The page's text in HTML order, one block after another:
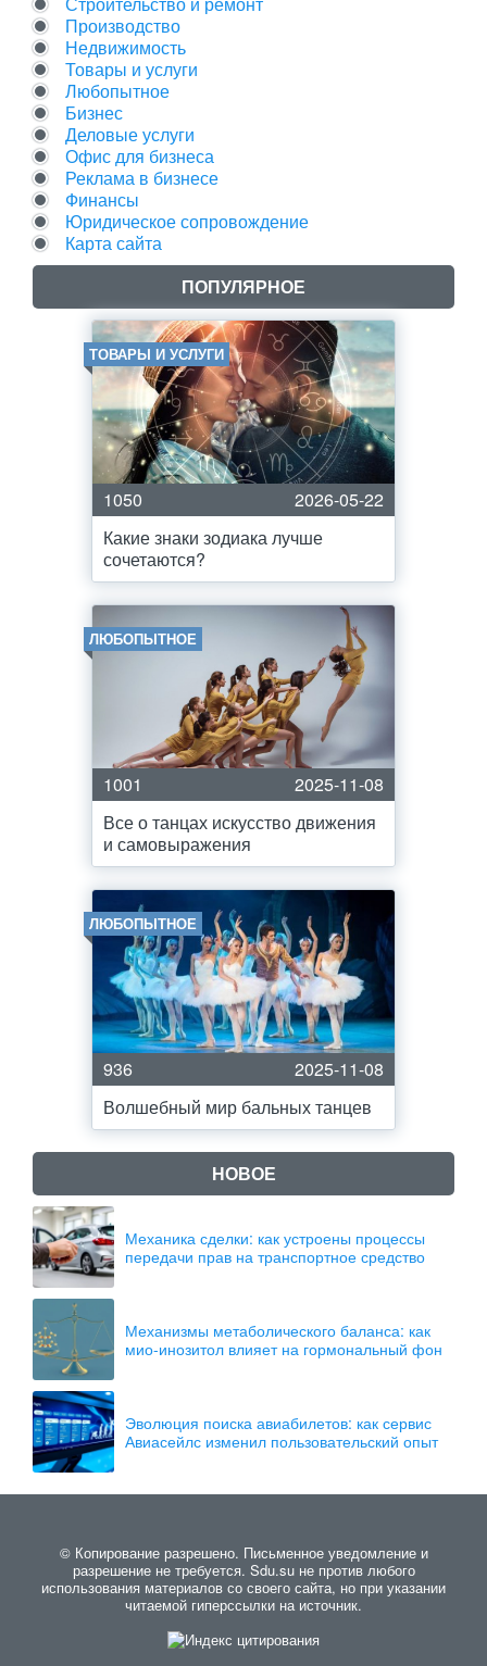
Производство
Недвижимость
Товары и услуги
Любопытное
Бизнес
Деловые услуги
Офис для бизнеса
Реклама в бизнесе
Финансы
Юридическое сопровождение
Карта сайта
ПОПУЛЯРНОЕ
ТОВАРЫ И УСЛУГИ
1050
2026-05-22
Какие знаки зодиака лучше
сочетаются?
ЛЮБОПЫТНОЕ
1001
2025-11-08
Все о танцах искусство движения
и самовыражения
ЛЮБОПЫТНОЕ
936
2025-11-08
Волшебный мир бальных танцев
НОВОЕ
Механика сделки: как устроены процессы
передачи прав на транспортное средство
Механизмы метаболического баланса: как
мио-инозитол влияет на гормональный фон
Эволюция поиска авиабилетов: как сервис
Авиасейлс изменил пользовательский опыт
© Копирование разрешено. Письменное уведомление и
разрешение не требуется. Sdu.su не против любого
использования материалов со своего сайта, но при указании
читаемой гиперссылки на источник.